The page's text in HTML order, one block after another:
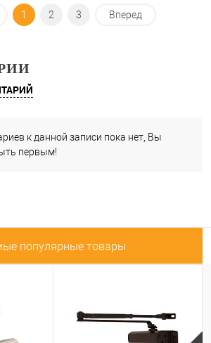
1 2 3 Вперед
к данной записи пока нет, Вы
первым!
популярные товары